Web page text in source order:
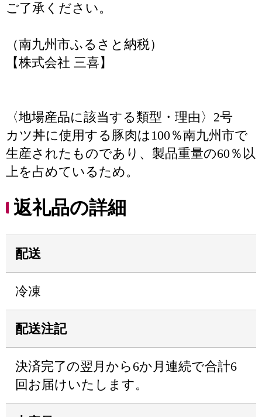
ご了承ください。
（南九州市ふるさと納税）
【株式会社 三喜】
〈地場産品に該当する類型・理由〉2号
カツ丼に使用する豚肉は100％南九州市で
生産されたものであり、製品重量の60％以
上を占めているため。
返礼品の詳細
配送
冷凍
配送注記
決済完了の翌月から6か月連続で合計6
回お届けいたします。